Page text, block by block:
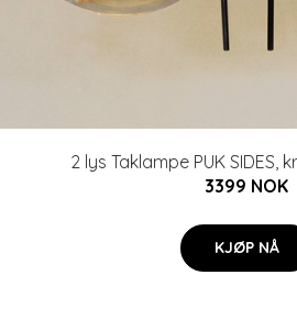
2 lys Taklampe PUK SIDES,
3399 NOK
KJØP NÅ